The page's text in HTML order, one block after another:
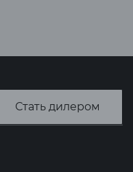
Стать дилером